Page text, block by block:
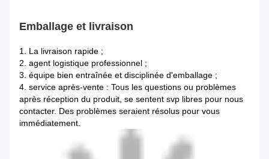
Emballage et livraison
1. La livraison rapide ;
2. agent logistique professionnel ;
3. équipe bien entraînée et disciplinée d'emballage ;
4. service après-vente : Tous les questions ou problèmes
après réception du produit, se sentent svp libres pour nous
contacter. Des problèmes seraient résolus pour vous
immédiatement.